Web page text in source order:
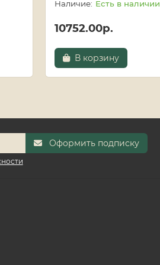
Есть в наличии
10752.00р.
В корзину
Оформить подписку